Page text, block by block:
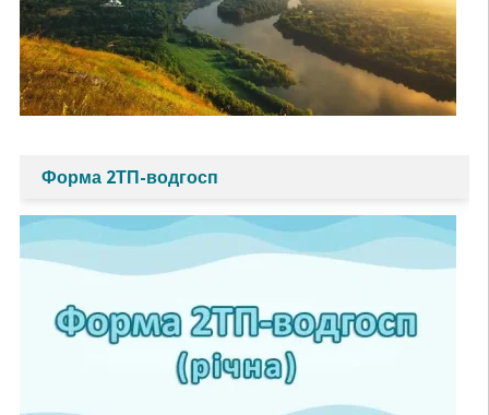
Форма 2ТП-водгосп